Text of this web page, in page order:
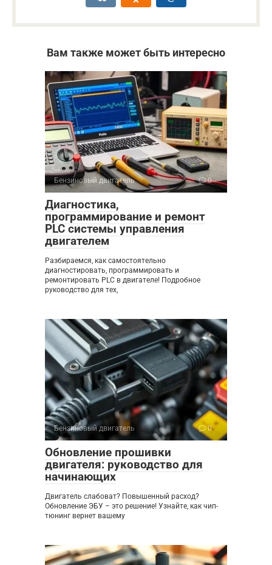
Вам также может быть интересно
Бензиновый двигатель 0
Диагностика,
программирование и ремонт
PLC системы управления
двигателем
Разбираемся, как самостоятельно
диагностировать, программировать и
ремонтировать PLC в двигателе! Подробное
руководство для тех,
Бензиновый двигатель 0
Обновление прошивки
двигателя: руководство для
начинающих
Двигатель слабоват? Повышенный расход?
Обновление ЭБУ – это решение! Узнайте, как чип-
тюнинг вернет вашему